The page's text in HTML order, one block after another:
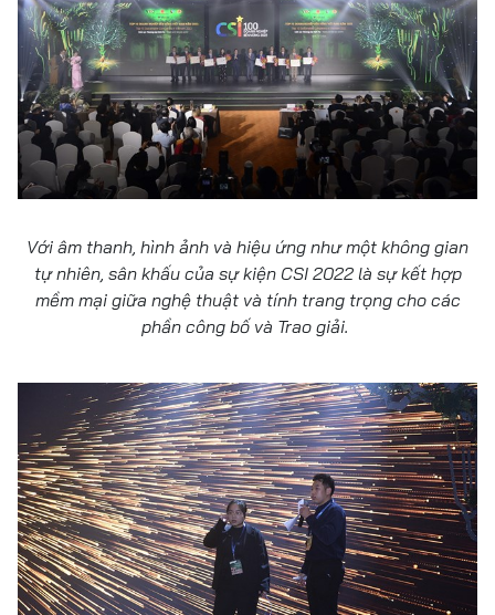
Với âm thanh, hình ảnh và hiệu ứng như một không gian
tự nhiên, sân khấu của sự kiện CSI 2022 là sự kết hợp
mềm mại giữa nghệ thuật và tính trang trọng cho các
phần công bố và Trao giải.